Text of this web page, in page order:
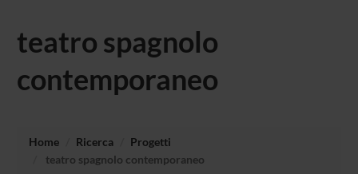
teatro spagnolo
contemporaneo
Home Ricerca
Progetti
teatro spagnolo contemporaneo